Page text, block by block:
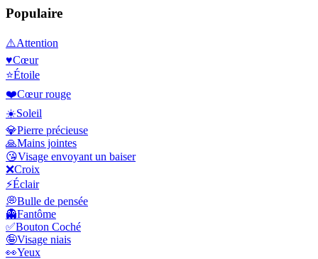
Populaire
⚠️Attention
♥️Cœur
⭐Étoile
❤️Cœur rouge
☀️Soleil
💎Pierre précieuse
🙏Mains jointes
😘Visage envoyant un baiser
❌Croix
⚡Éclair
💭Bulle de pensée
👻Fantôme
✅Bouton Coché
🤪Visage niais
👀Yeux